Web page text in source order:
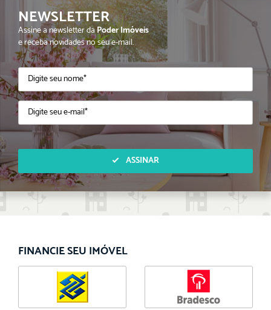
NEWSLETTER
Assine a newsletter daPoder Imóveis
e receba novidades no seu e-mail.
ASSINAR
FINANCIE SEU IMÓVEL